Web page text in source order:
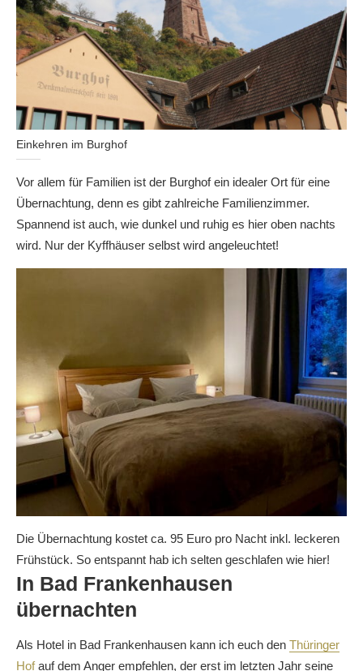
Einkehren im Burghof
Vor allem für Familien ist der Burghof ein idealer Ort für eine
Übernachtung, denn es gibt zahlreiche Familienzimmer.
Spannend ist auch, wie dunkel und ruhig es hier oben nachts
wird. Nur der Kyffhäuser selbst wird angeleuchtet!
Die Übernachtung kostet ca. 95 Euro pro Nacht inkl. leckeren
Frühstück. So entspannt hab ich selten geschlafen wie hier!
In Bad Frankenhausen
übernachten
Als Hotel in Bad Frankenhausen kann ich euch den Thüringer
Hofauf dem Anger empfehlen, der erst im letzten Jahr seine